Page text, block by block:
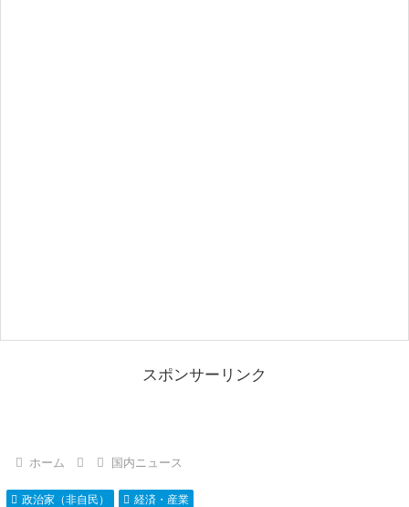
スポンサーリンク
ホーム 国内ニュース
政治家（非自民） 経済・産業